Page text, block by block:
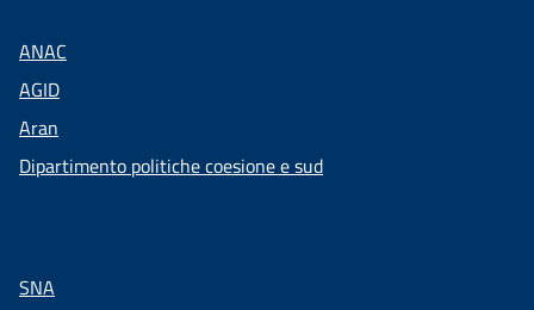
ANAC
AGID
Aran
Dipartimento politiche coesione e sud
SNA